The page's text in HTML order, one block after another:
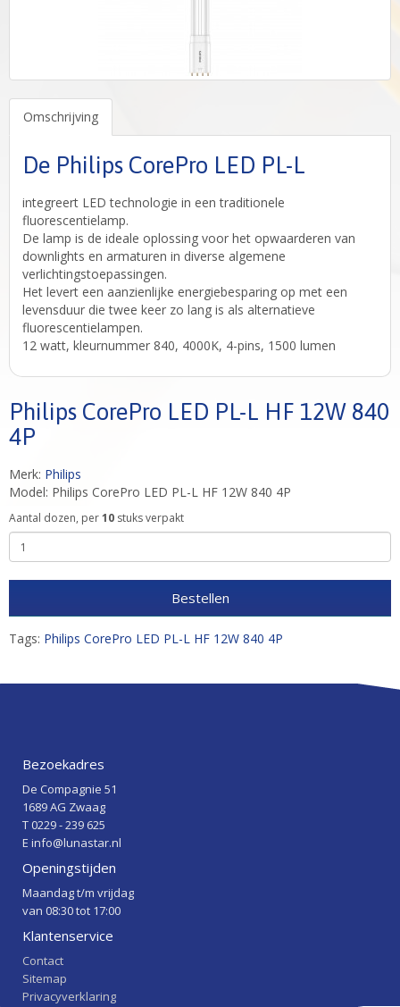
Omschrijving
De Philips CorePro LED PL-L
integreert LED technologie in een traditionele
fluorescentielamp.
De lamp is de ideale oplossing voor het opwaarderen van
downlights en armaturen in diverse algemene
verlichtingstoepassingen.
Het levert een aanzienlijke energiebesparing op met een
levensduur die twee keer zo lang is als alternatieve
fluorescentielampen.
12 watt, kleurnummer 840, 4000K, 4-pins, 1500 lumen
Philips CorePro LED PL-L HF 12W 840
4P
Merk: Philips
Model: Philips CorePro LED PL-L HF 12W 840 4P
Aantal dozen, per10 stuks verpakt
Bestellen
Tags: Philips CorePro LED PL-L HF 12W 840 4P
Bezoekadres
De Compagnie 51
1689 AG Zwaag
T 0229 - 239 625
E info@lunastar.nl
Openingstijden
Maandag t/m vrijdag
van 08:30 tot 17:00
Klantenservice
Contact
Sitemap
Privacyverklaring